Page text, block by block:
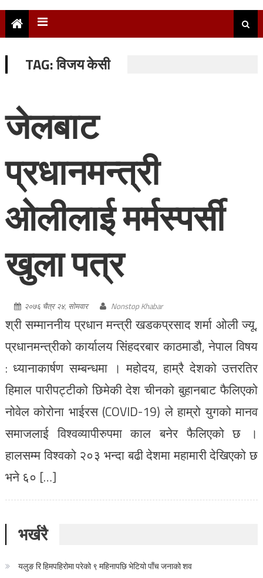
TAG:विजय केसी
जेलबाट
प्रधानमन्त्री
ओलीलाई मर्मस्पर्सी
खुला पत्र
२०७६ चैत्र २४, सोमवार Nonstop Khabar
श्री सम्माननीय प्रधान मन्त्री खडकप्रसाद शर्मा ओली ज्यू,
प्रधानमन्त्रीको कार्यालय सिंहदरबार काठमाडौ, नेपाल विषय
: ध्यानाकार्षण सम्बन्धमा । महोदय, हाम्रै देशको उत्तरतिर
हिमाल पारीपट्टीको छिमेकी देश चीनको बुहानबाट फैलिएको
नोवेल कोरोना भाईरस (COVID-19) ले हाम्रो युगको मानव
समाजलाई विश्वव्यापीरुपमा काल बनेर फैलिएको छ ।
हालसम्म विश्वको २०३ भन्दा बढी देशमा महामारी देखिएको छ
भने ६० […]
भर्खरै
यलुङ रि हिमपहिरोमा परेको ९ महिनापछि भेटियो पाँच जनाको शव